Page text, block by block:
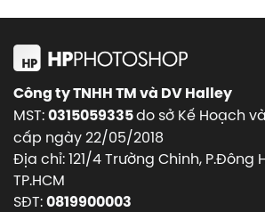
Công ty TNHH TM và DV Halley
MST:0315059335do sở Kế Hoạch
cấp ngày 22/05/2018
Địa chỉ: 121/4 Trường Chinh, P.Đông
TP.HCM
SĐT:0819900003